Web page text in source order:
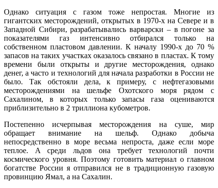
Однако ситуация с газом тоже непростая. Многие из
гигантских месторождений, открытых в 1970-х на Севере и в
Западной Сибири, разрабатывались варварски – в погоне за
показателями газ интенсивно отбирался только на
собственном пластовом давлении. К началу 1990-х до 70 %
запасов на таких участках оказалось связано в пластах. К тому
времени были открыты и другие месторождения, однако
денег, а часто и технологий для начала разработки в России не
было. Так обстояли дела, к примеру, с нефтегазовыми
месторождениями на шельфе Охотского моря рядом с
Сахалином, в которых только запасы газа оцениваются
приблизительно в 2 триллиона кубометров.
Постепенно исчерпывая месторождения на суше, мир
обращает внимание на шельф. Однако добыча
непосредственно в море весьма непроста, даже если море
теплое. А среди льдов она требует технологий почти
космического уровня. Поэтому готовить материал о главном
богатстве России я отправился не в традиционную газовую
провинцию Ямал, а на Сахалин.